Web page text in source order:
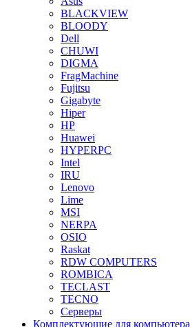
BLACKVIEW
BLOODY
Dell
CHUWI
DIGMA
FragMachine
Fujitsu
Gigabyte
Hiper
HP
Huawei
HYPERPC
Intel
IRU
Lenovo
Lime
MSI
NERPA
OSIO
Raskat
RDW COMPUTERS
ROMBICA
TECLAST
TECNO
Серверы
Комплектующие для компьютера